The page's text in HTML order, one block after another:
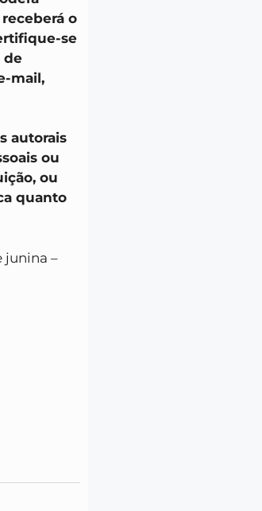
o
se
de
mail,
autorais
ou
ou
quanto
junina –